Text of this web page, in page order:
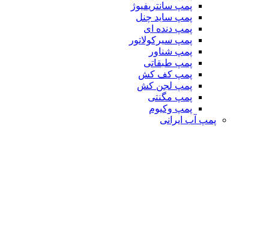
پمپ سانتریفیوژ
پمپ ساید چنل
پمپ دنده ای
پمپ سیرکولاتور
پمپ شناور
پمپ طبقاتی
پمپ کف کش
پمپ لجن کش
پمپ مگنتی
پمپ وکیوم
پمپ آب ایرانی